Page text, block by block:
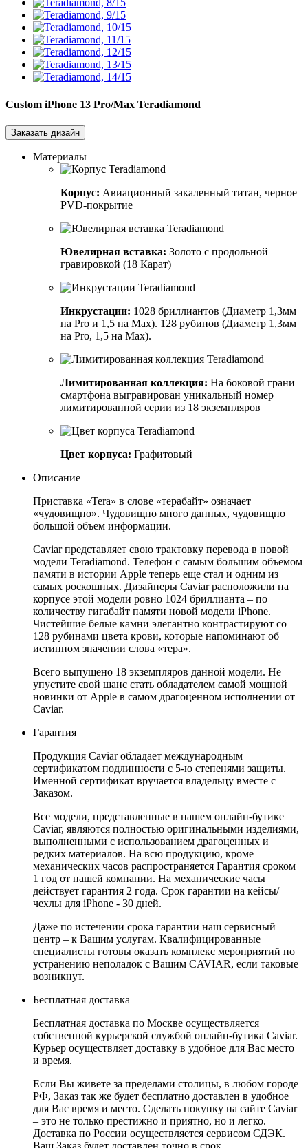
Custom iPhone 13 Pro/Max Teradiamond
Заказать дизайн
Материалы
Корпус: Авиационный закаленный титан, черное
PVD-покрытие
Ювелирная вставка: Золото с продольной
гравировкой (18 Карат)
Инкрустации: 1028 бриллиантов (Диаметр 1,3мм
на Pro и 1,5 на Max). 128 рубинов (Диаметр 1,3мм
на Pro, 1,5 на Max).
Лимитированная коллекция: На боковой грани
смартфона выгравирован уникальный номер
лимитированной серии из 18 экземпляров
Цвет корпуса: Графитовый
Описание
Приставка «Tera» в слове «терабайт» означает
«чудовищно». Чудовищно много данных, чудовищно
большой объем информации.
Caviar представляет свою трактовку перевода в новой
модели Teradiamond. Телефон с самым большим объемом
памяти в истории Apple теперь еще стал и одним из
самых роскошных. Дизайнеры Caviar расположили на
корпусе этой модели ровно 1024 бриллианта – по
количеству гигабайт памяти новой модели iPhone.
Чистейшие белые камни элегантно контрастируют со
128 рубинами цвета крови, которые напоминают об
истинном значении слова «тера».
Всего выпущено 18 экземпляров данной модели. Не
упустите свой шанс стать обладателем самой мощной
новинки от Apple в самом драгоценном исполнении от
Caviar.
Гарантия
Продукция Caviar обладает международным
сертификатом подлинности с 5-ю степенями защиты.
Именной сертификат вручается владельцу вместе с
Заказом.
Все модели, представленные в нашем онлайн-бутике
Caviar, являются полностью оригинальными изделиями,
выполненными с использованием драгоценных и
редких материалов. На всю продукцию, кроме
механических часов распространяется Гарантия сроком
1 год от нашей компании. На механические часы
действует гарантия 2 года. Срок гарантии на кейсы/
чехлы для iPhone - 30 дней.
Даже по истечении срока гарантии наш сервисный
центр – к Вашим услугам. Квалифицированные
специалисты готовы оказать комплекс мероприятий по
устранению неполадок с Вашим CAVIAR, если таковые
возникнут.
Бесплатная доставка
Бесплатная доставка по Москве осуществляется
собственной курьерской службой онлайн-бутика Caviar.
Курьер осуществляет доставку в удобное для Вас место
и время.
Если Вы живете за пределами столицы, в любом городе
РФ, Заказ так же будет бесплатно доставлен в удобное
для Вас время и место. Сделать покупку на сайте Caviar
– это не только престижно и приятно, но и легко.
Доставка по России осуществляется сервисом СДЭК.
Ваш Заказ будет доставлен точно в срок.